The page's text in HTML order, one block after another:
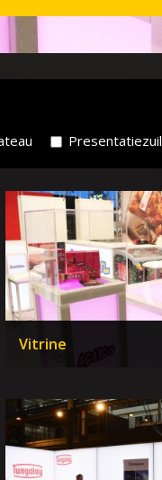
Presentatiezuil
Vitrine